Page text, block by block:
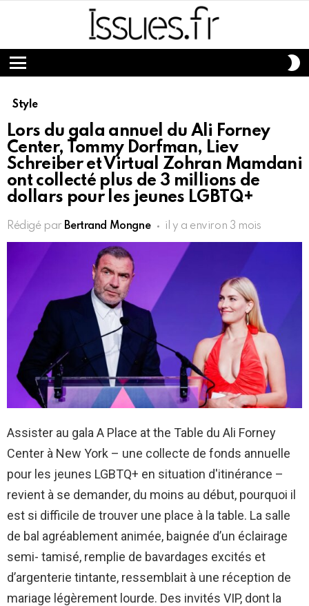
Menu
Style
Lors du gala annuel du Ali Forney
Center, Tommy Dorfman, Liev
Schreiber et Virtual Zohran Mamdani
ont collecté plus de 3 millions de
dollars pour les jeunes LGBTQ+
Rédigé par Bertrand Mongne il y a environ 3 mois
Assister au gala A Place at the Table du Ali Forney
Center à New York – une collecte de fonds annuelle
pour les jeunes LGBTQ+ en situation d'itinérance –
revient à se demander, du moins au début, pourquoi il
est si difficile de trouver une place à la table. La salle
de bal agréablement animée, baignée d’un éclairage
semi- tamisé, remplie de bavardages excités et
d’argenterie tintante, ressemblait à une réception de
mariage légèrement lourde. Des invités VIP, dont la